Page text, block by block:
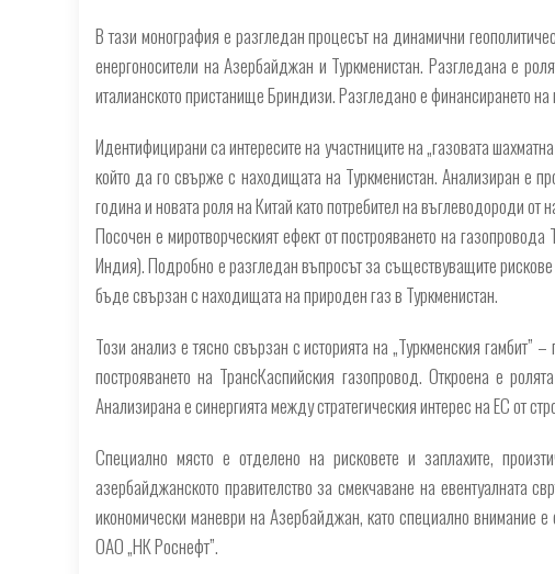
В тази монография е разгледан процесът на динамични
енергоносители на Азербайджан и Туркменистан. Разгледана е
италианското пристанище Бриндизи. Разгледано е финансирането
Идентифицирани са интересите на участниците на „газовата
който да го свърже с находищата на Туркменистан. Анализиран е
година и новата роля на Китай като потребител на въглеводороди
Посочен е миротворческият ефект от построяването на
Индия). Подробно е разгледан въпросът за съществуващите
бъде свързан с находищата на природен газ в Туркменистан.
Този анализ е тясно свързан с историята на „Туркменския гамбит”
построяването на ТрансКаспийския газопровод. Откроена е
Анализирана е синергията между стратегическия интерес на ЕС от
Специално място е отделено на рисковете и заплахите,
азербайджанското правителство за смекчаване на евентуалната
икономически маневри на Азербайджан, като специално внимание
ОАО „НК Роснефт”.